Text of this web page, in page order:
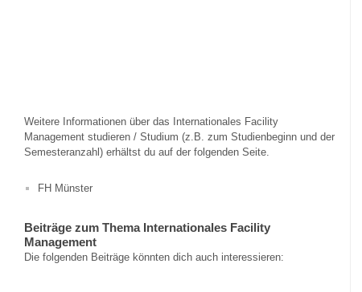
Weitere Informationen über das Internationales Facility
Management studieren / Studium (z.B. zum Studienbeginn und der
Semesteranzahl) erhältst du auf der folgenden Seite.
FH Münster
Beiträge zum Thema Internationales Facility
Management
Die folgenden Beiträge könnten dich auch interessieren: